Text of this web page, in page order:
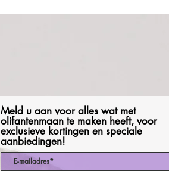
Meld u aan voor alles wat met
olifantenmaan te maken heeft, voor
exclusieve kortingen en speciale
aanbiedingen!